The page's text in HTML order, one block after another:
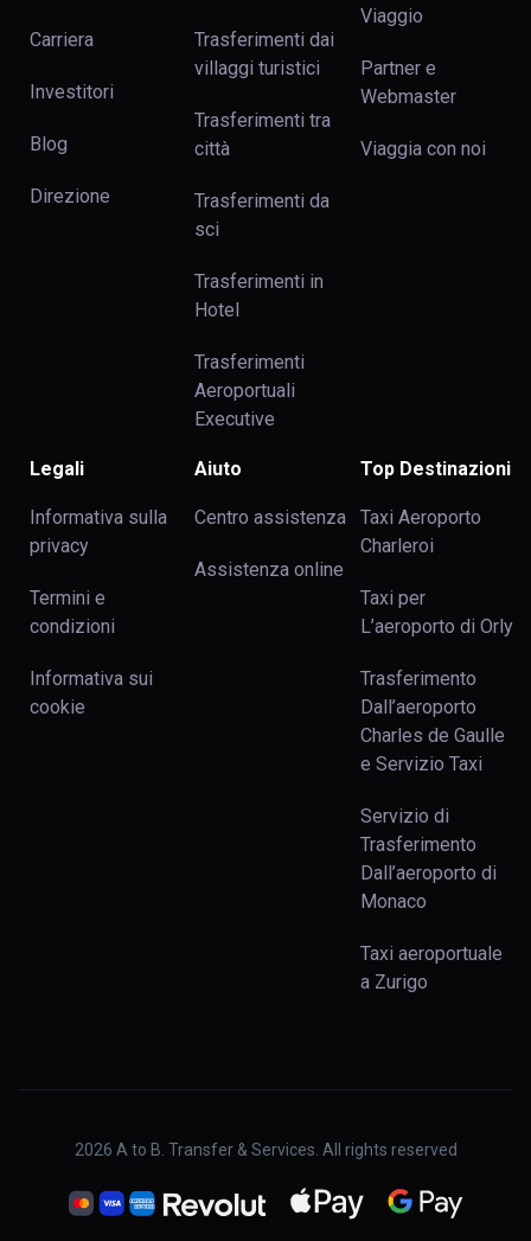
Carriera
Investitori
Blog
Direzione
Trasferimenti dai
villaggi turistici
Trasferimenti tra
сittà
Trasferimenti da
sci
Trasferimenti in
Hotel
Trasferimenti
Aeroportuali
Executive
Viaggio
Partner e
Webmaster
Viaggia con noi
Legali
Informativa sulla
privacy
Termini e
condizioni
Informativa sui
cookie
Aiuto
Centro assistenza
Assistenza online
Top Destinazioni
Taxi Aeroporto
Charleroi
Taxi per
L’aeroporto di Orly
Trasferimento
Dall’aeroporto
Charles de Gaulle
e Servizio Taxi
Servizio di
Trasferimento
Dall’aeroporto di
Monaco
Taxi aeroportuale
a Zurigo
2026 A to B. Transfer & Services. All rights reserved